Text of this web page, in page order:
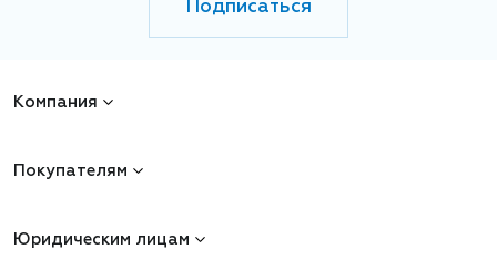
Подписаться
Компания
Покупателям
Юридическим лицам